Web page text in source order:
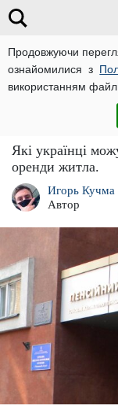
Продовжуючи
ознайомилися з
використанням
Важливо
Пенсійний
українців:
Які українці
оренди житла.
Игорь Кучма
Автор